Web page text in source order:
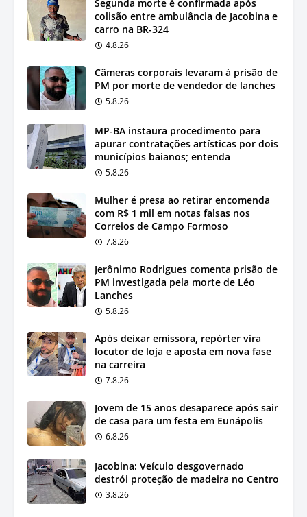
Segunda morte é confirmada após
colisão entre ambulância de Jacobina e
carro na BR-324
4.8.26
Câmeras corporais levaram à prisão de
PM por morte de vendedor de lanches
5.8.26
MP-BA instaura procedimento para
apurar contratações artísticas por dois
municípios baianos; entenda
5.8.26
Mulher é presa ao retirar encomenda
com R$ 1 mil em notas falsas nos
Correios de Campo Formoso
7.8.26
Jerônimo Rodrigues comenta prisão de
PM investigada pela morte de Léo
Lanches
5.8.26
Após deixar emissora, repórter vira
locutor de loja e aposta em nova fase
na carreira
7.8.26
Jovem de 15 anos desaparece após sair
de casa para um festa em Eunápolis
6.8.26
Jacobina: Veículo desgovernado
destrói proteção de madeira no Centro
3.8.26